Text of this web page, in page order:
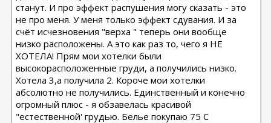
станут. И про эффект распушения могу сказать - это
не про меня. У меня только эффект сдувания. И за
счёт исчезновения "верха " теперь они вообще
низко расположены. А это как раз то, чего я НЕ
ХОТЕЛА! Прям мои хотелки были
высокорасположенные груди, а получились низко.
Хотела 3,а получила 2. Короче мои хотелки
абсолютно не получились. Единственный и конечно
огромный плюс - я обзавелась красивой
"естественной' грудью. Белье покупаю 75 С